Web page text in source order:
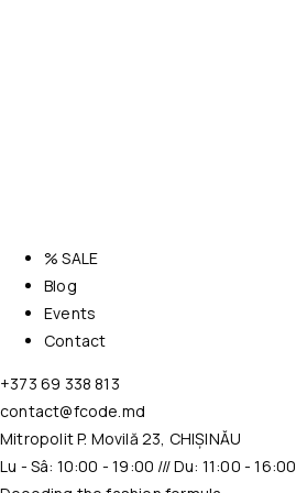
% SALE
Blog
Events
Contact
+373 69 338 813
contact@fcode.md
Mitropolit P. Movilă 23, CHIȘINĂU
Lu - Sâ: 10:00 - 19:00 /// Du: 11:00 - 16:00